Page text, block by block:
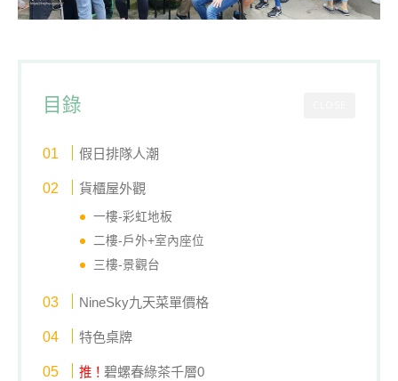
目錄
假日排隊人潮
貨櫃屋外觀
一樓-彩虹地板
二樓-戶外+室內座位
三樓-景觀台
NineSky九天菜單價格
特色桌牌
推！ 碧螺春綠茶千層0